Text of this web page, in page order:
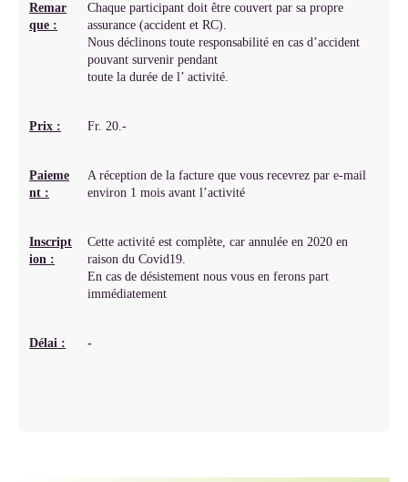
Remar
que :
Chaque participant doit être couvert par sa propre
assurance (accident et RC).
Nous déclinons toute responsabilité en cas d’accident
pouvant survenir pendant
toute la durée de l’ activité.
Prix : Fr. 20.-
Paieme
nt :
A réception de la facture que vous recevrez par e-mail
environ 1 mois avant l’activité
Inscript
ion :
Cette activité est complète, car annulée en 2020 en
raison du Covid19.
En cas de désistement nous vous en ferons part
immédiatement
Délai : -